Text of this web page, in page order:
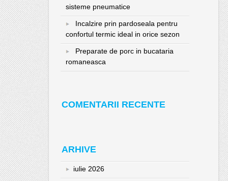
sisteme pneumatice
Incalzire prin pardoseala pentru
confortul termic ideal in orice sezon
Preparate de porc in bucataria
romaneasca
COMENTARII RECENTE
ARHIVE
iulie 2026